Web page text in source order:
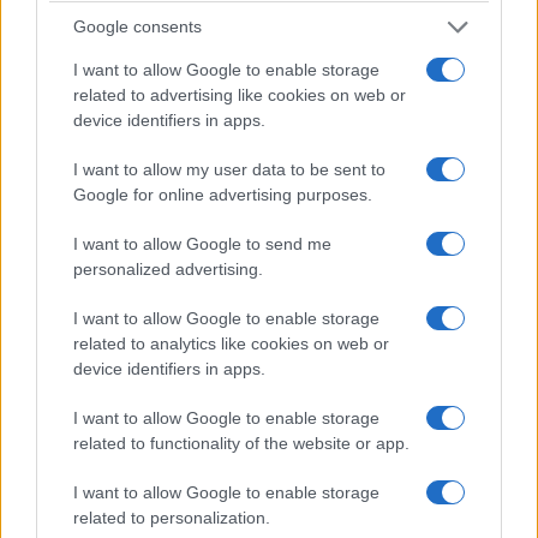
Google consents
I want to allow Google to enable storage
related to advertising like cookies on web or
device identifiers in apps.
I want to allow my user data to be sent to
Google for online advertising purposes.
I want to allow Google to send me
personalized advertising.
I want to allow Google to enable storage
related to analytics like cookies on web or
device identifiers in apps.
I want to allow Google to enable storage
related to functionality of the website or app.
I want to allow Google to enable storage
related to personalization.
punto non è Schengen.Il punto è politico.
Sanchez vorrebbe trasformare una gigantesca crisi
avvenuta sotto la responsabilità del suo governo
altri. Prima Ceuta viene travolta, poi Madrid
rassicura tutti dicendo che il problema è già
sostanzialmente risolto, infine minaccia ritorsioni
contro chi non considera sufficienti quelle
rassicurazioni. Una singolare concezione della
solidarietà europea:fidatevi di noi, oppure vi
puniamo.